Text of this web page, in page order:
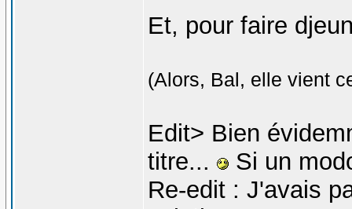
Et, pour faire
(Alors, Bal, elle vient
Edit> Bien
titre...
Si un
Re-edit : J'avais